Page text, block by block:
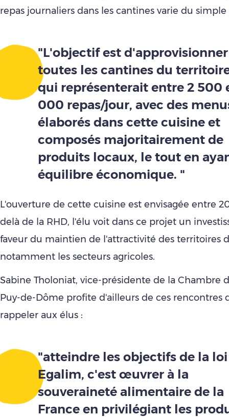
repas journaliers dans les cantines varie du
"L'objectif est d'approvisionner
toutes les cantines du
qui représenterait entre 2 500
000 repas/jour, avec des
élaborés dans cette cuisine et
composés majoritairement de
produits locaux, le tout en
équilibre économique. "
L'ouverture de cette cuisine est envisagée entre
delà de la RHD, l'élu voit dans ce projet un
faveur du maintien de l'attractivité des territoires
notamment les secteurs agricoles.
Sabine Tholoniat, vice-présidente de la Chambre
Puy-de-Dôme profite d'ailleurs de ces rencontres
rappeler aux élus :
"atteindre les objectifs de la loi
Egalim, c'est œuvrer à la
souveraineté alimentaire de la
France en privilégiant les